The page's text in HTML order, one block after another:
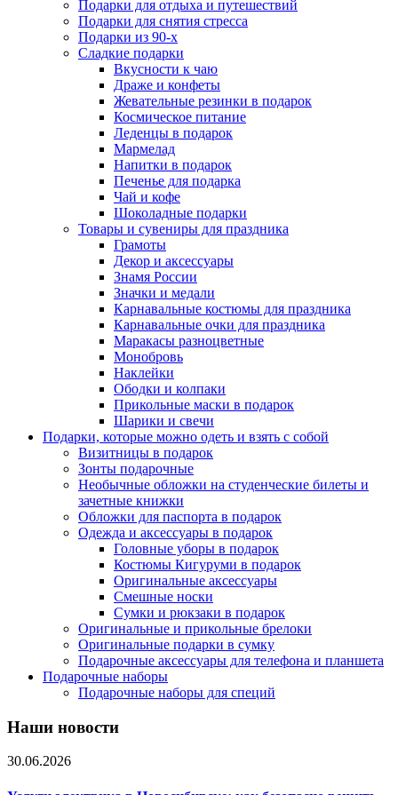
Подарки для отдыха и путешествий
Подарки для снятия стресса
Подарки из 90-х
Сладкие подарки
Вкусности к чаю
Драже и конфеты
Жевательные резинки в подарок
Космическое питание
Леденцы в подарок
Мармелад
Напитки в подарок
Печенье для подарка
Чай и кофе
Шоколадные подарки
Товары и сувениры для праздника
Грамоты
Декор и аксессуары
Знамя России
Значки и медали
Карнавальные костюмы для праздника
Карнавальные очки для праздника
Маракасы разноцветные
Монобровь
Наклейки
Ободки и колпаки
Прикольные маски в подарок
Шарики и свечи
Подарки, которые можно одеть и взять с собой
Визитницы в подарок
Зонты подарочные
Необычные обложки на студенческие билеты и
зачетные книжки
Обложки для паспорта в подарок
Одежда и аксессуары в подарок
Головные уборы в подарок
Костюмы Кигуруми в подарок
Оригинальные аксессуары
Смешные носки
Сумки и рюкзаки в подарок
Оригинальные и прикольные брелоки
Оригинальные подарки в сумку
Подарочные аксессуары для телефона и планшета
Подарочные наборы
Подарочные наборы для специй
Наши новости
30.06.2026